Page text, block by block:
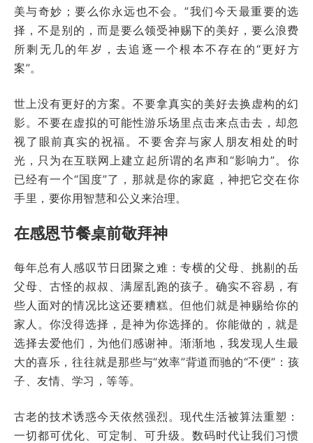
美与奇妙；要么你永远也不会。”我们今天最重要的选
择，不是别的，而是要么领受神赐下的美好，要么浪费
所剩无几的年岁，去追逐一个根本不存在的“更好方
案”。
世上没有更好的方案。不要拿真实的美好去换虚构的幻
影。不要在虚拟的可能性游乐场里点击来点击去，却忽
视了眼前真实的祝福。不要舍弃与家人朋友相处的时
光，只为在互联网上建立起所谓的名声和“影响力”。你
已经有一个“国度”了，那就是你的家庭，神把它交在你
手里，要你用智慧和公义来治理。
在感恩节餐桌前敬拜神
每年总有人感叹节日团聚之难：专横的父母、挑剔的岳
父母、古怪的叔叔、满屋乱跑的孩子。确实不容易，有
些人面对的情况比这还要糟糕。但他们就是神赐给你的
家人。你没得选择，是神为你选择的。你能做的，就是
选择去爱他们，为他们感谢神。渐渐地，我发现人生最
大的喜乐，往往就是那些与“效率”背道而驰的“不便”：孩
子、友情、学习，等等。
古老的技术诱惑今天依然强烈。现代生活被算法重塑：
一切都可优化、可定制、可升级。数码时代让我们习惯